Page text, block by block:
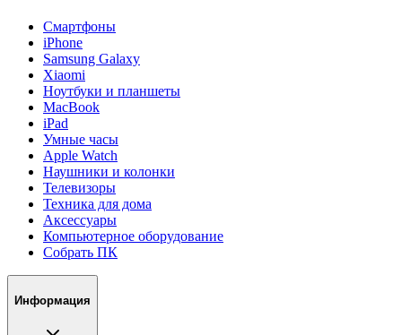
Смартфоны
iPhone
Samsung Galaxy
Xiaomi
Ноутбуки и планшеты
MacBook
iPad
Умные часы
Apple Watch
Наушники и колонки
Телевизоры
Техника для дома
Аксессуары
Компьютерное оборудование
Собрать ПК
Информация